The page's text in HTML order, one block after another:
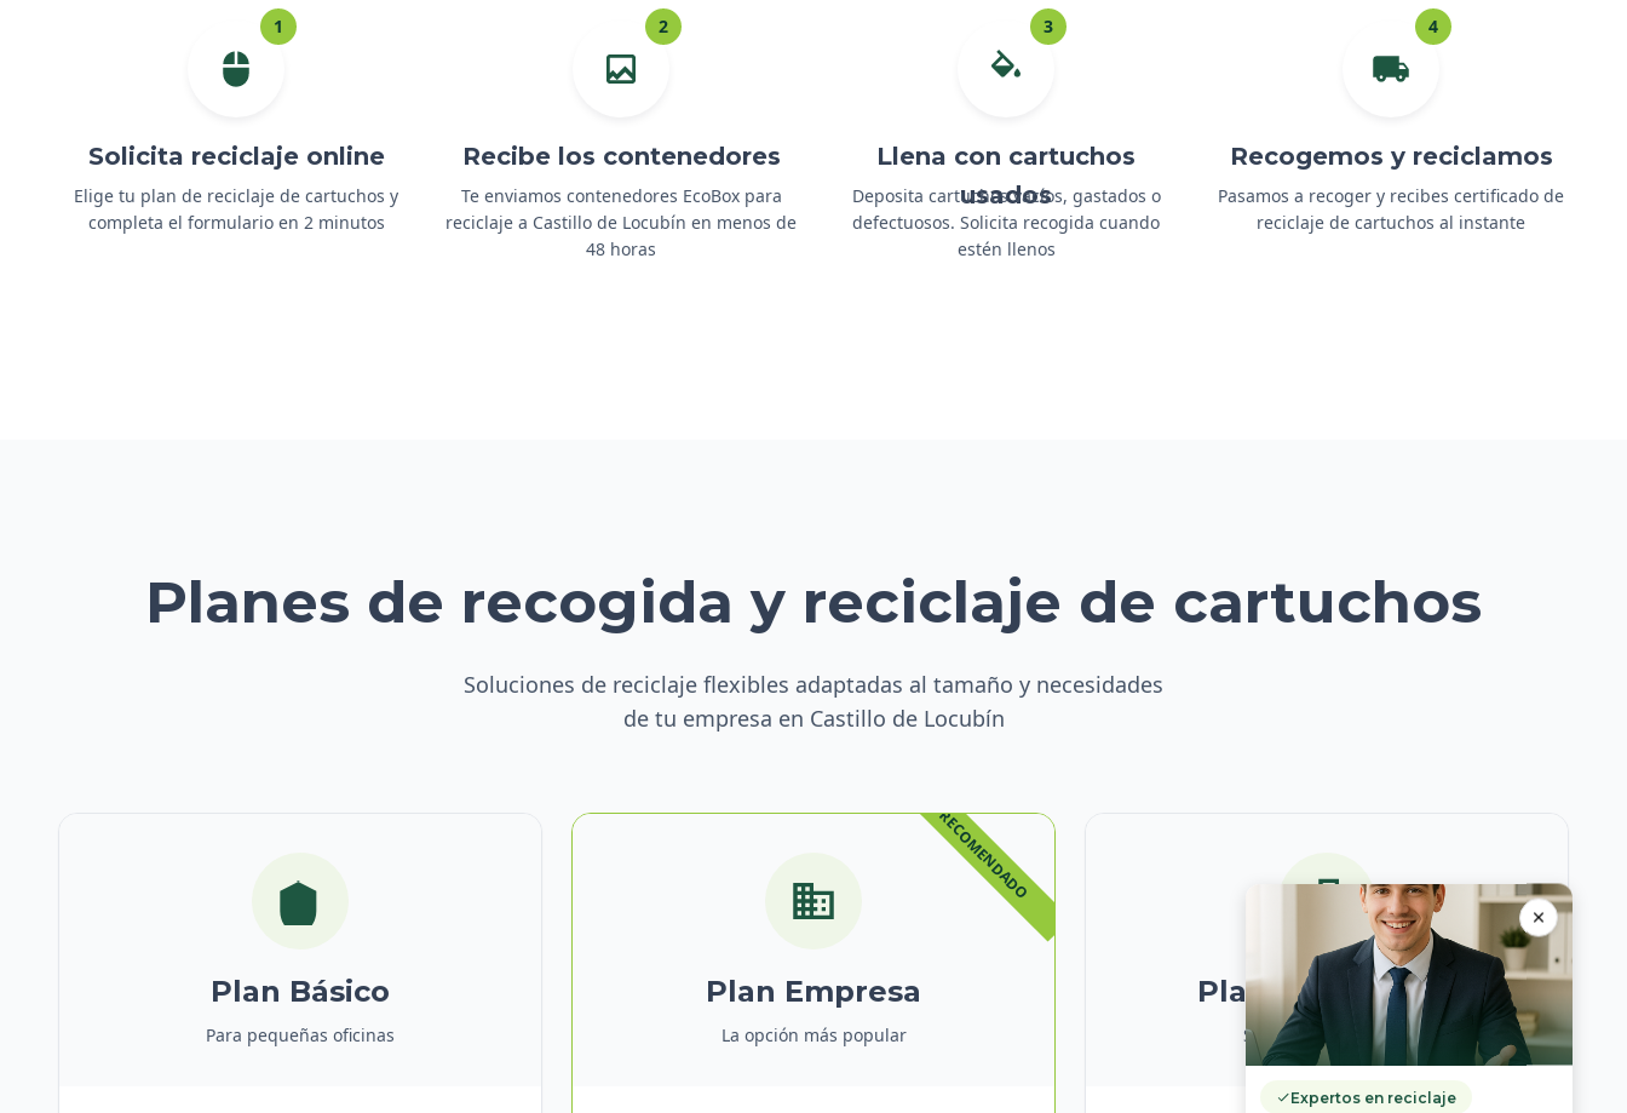
1
Solicita reciclaje online
Elige tu plan de reciclaje de cartuchos y
completa el formulario en 2 minutos
2
Recibe los contenedores
Te enviamos contenedores EcoBox para
reciclaje a Castillo de Locubín en menos de
48 horas
3
Llena con cartuchos
usados
Deposita cartuchos vacíos, gastados o
defectuosos. Solicita recogida cuando
estén llenos
4
Recogemos y reciclamos
Pasamos a recoger y recibes certificado de
reciclaje de cartuchos al instante
Planes de recogida y reciclaje de cartuchos
Soluciones de reciclaje flexibles adaptadas al tamaño y necesidades
de tu empresa en Castillo de Locubín
Plan Básico
Para pequeñas oficinas
Plan Empresa
La opción más popular
Plan Corporativo
Soluciones a medida
Expertos en reciclaje